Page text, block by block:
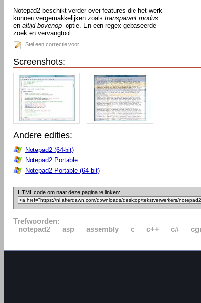
Notepad2 beschikt verder over features die het werk
kunnen vergemakkelijken zoals transparant modus
en altijd bovenop -optie. En een regex-gebaseerde
zoek en vervangtool.
Stel een correctie voor
Screenshots:
Andere edities:
Notepad2 (64-bit)
Notepad2 Portable
Notepad2 Portable (64-bit)
HTML code om naar deze pagina te linken:
Trefwoorden:
notepad2
asp assembly c c++ c# cgi